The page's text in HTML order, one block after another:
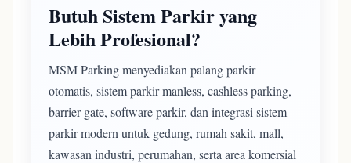
Butuh Sistem Parkir yang
Lebih Profesional?
MSM Parking menyediakan palang parkir
otomatis, sistem parkir manless, cashless parking,
barrier gate, software parkir, dan integrasi sistem
parkir modern untuk gedung, rumah sakit, mall,
kawasan industri, perumahan, serta area komersial